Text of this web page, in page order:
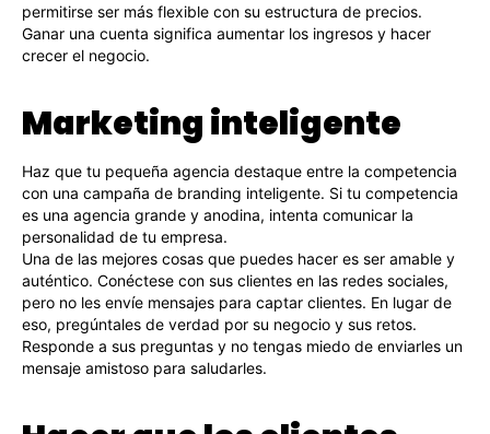
permitirse ser más flexible con su estructura de precios.
Ganar una cuenta significa aumentar los ingresos y hacer
crecer el negocio.
Marketing inteligente
Haz que tu pequeña agencia destaque entre la competencia
con una campaña de branding inteligente. Si tu competencia
es una agencia grande y anodina, intenta comunicar la
personalidad de tu empresa.
Una de las mejores cosas que puedes hacer es ser amable y
auténtico. Conéctese con sus clientes en las redes sociales,
pero no les envíe mensajes para captar clientes. En lugar de
eso, pregúntales de verdad por su negocio y sus retos.
Responde a sus preguntas y no tengas miedo de enviarles un
mensaje amistoso para saludarles.